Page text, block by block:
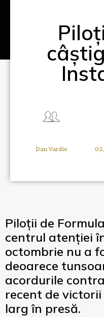
Dan Vardie
Piloții de
centrul atenției
octombrie nu a
deoarece
acordurile
recent de
larg în presă.